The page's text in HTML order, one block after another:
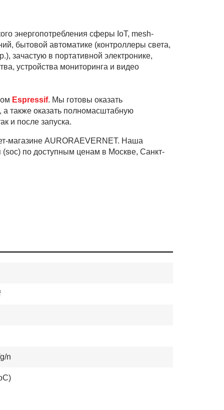
энергопотребления сферы IoT, mesh-
бытовой автоматике (контроллеры света,
зачастую в портативной электронике,
устройства мониторинга и видео
Espressif. Мы готовы оказать
также оказать полномасштабную
и после запуска.
магазине AURORAEVERNET. Наша
по доступным ценам в Москве, Санкт-
n